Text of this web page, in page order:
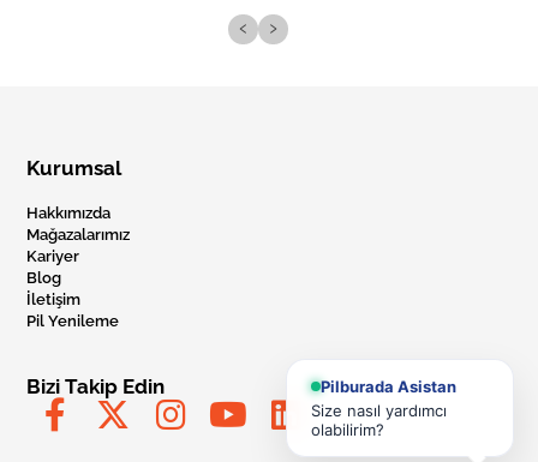
‹ ›
Kurumsal
Hakkımızda
Mağazalarımız
Kariyer
Blog
İletişim
Pil Yenileme
Bizi Takip Edin
Pilburada Asistan
Size nasıl yardımcı
olabilirim?